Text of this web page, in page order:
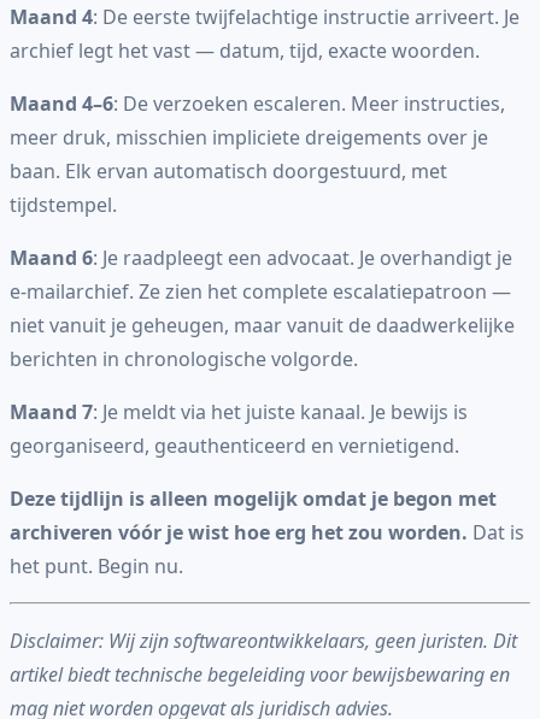
Maand 4: De eerste twijfelachtige instructie arriveert. Je
archief legt het vast — datum, tijd, exacte woorden.
Maand 4–6: De verzoeken escaleren. Meer instructies,
meer druk, misschien impliciete dreigements over je
baan. Elk ervan automatisch doorgestuurd, met
tijdstempel.
Maand 6: Je raadpleegt een advocaat. Je overhandigt je
e-mailarchief. Ze zien het complete escalatiepatroon —
niet vanuit je geheugen, maar vanuit de daadwerkelijke
berichten in chronologische volgorde.
Maand 7: Je meldt via het juiste kanaal. Je bewijs is
georganiseerd, geauthenticeerd en vernietigend.
Deze tijdlijn is alleen mogelijk omdat je begon met
archiveren vóór je wist hoe erg het zou worden. Dat is
het punt. Begin nu.
Disclaimer: Wij zijn softwareontwikkelaars, geen juristen. Dit
artikel biedt technische begeleiding voor bewijsbewaring en
mag niet worden opgevat als juridisch advies.